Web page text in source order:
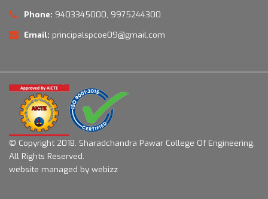
Phone: 9403345000, 9975244300
Email: principalspcoe09@gmail.com
© Copyright 2018. Sharadchandra Pawar College Of Engineering.
All Rights Reserved.
website managed by webizz